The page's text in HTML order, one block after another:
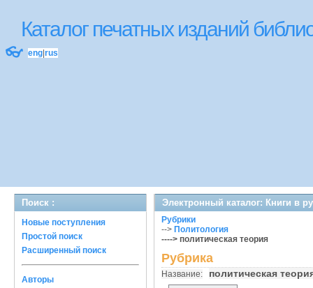
Каталог печатных изданий
👓 eng rus
Поиск :
Новые поступления
Простой поиск
Расширенный поиск
Авторы
Электронный каталог: Книги в
Рубрики
--> Политология
----> политическая теория
Рубрика
Название: политическая